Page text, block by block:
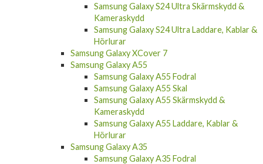
Samsung Galaxy S24 Ultra Skärmskydd &
Kameraskydd
Samsung Galaxy S24 Ultra Laddare, Kablar &
Hörlurar
Samsung Galaxy XCover 7
Samsung Galaxy A55
Samsung Galaxy A55 Fodral
Samsung Galaxy A55 Skal
Samsung Galaxy A55 Skärmskydd &
Kameraskydd
Samsung Galaxy A55 Laddare, Kablar &
Hörlurar
Samsung Galaxy A35
Samsung Galaxy A35 Fodral